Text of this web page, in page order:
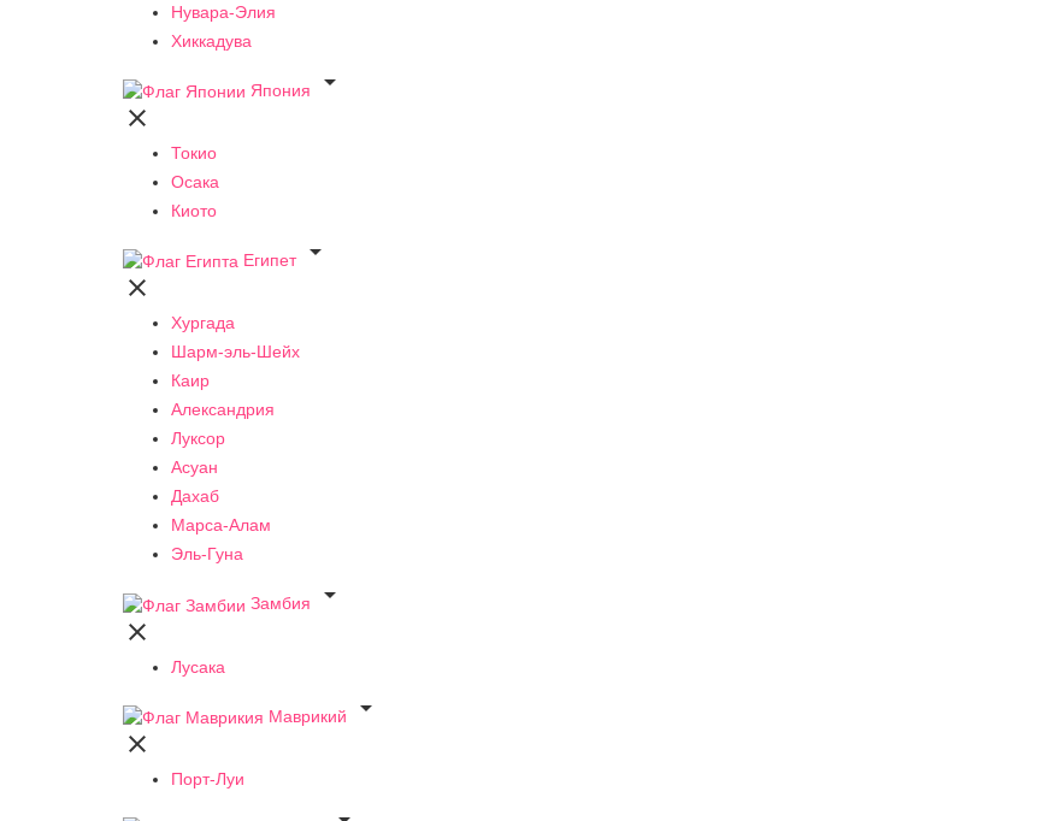
Нувара-Элия
Хиккадува
Япония


Токио
Осака
Киото
Египет


Хургада
Шарм-эль-Шейх
Каир
Александрия
Луксор
Асуан
Дахаб
Марса-Алам
Эль-Гуна
Замбия


Лусака
Маврикий


Порт-Луи